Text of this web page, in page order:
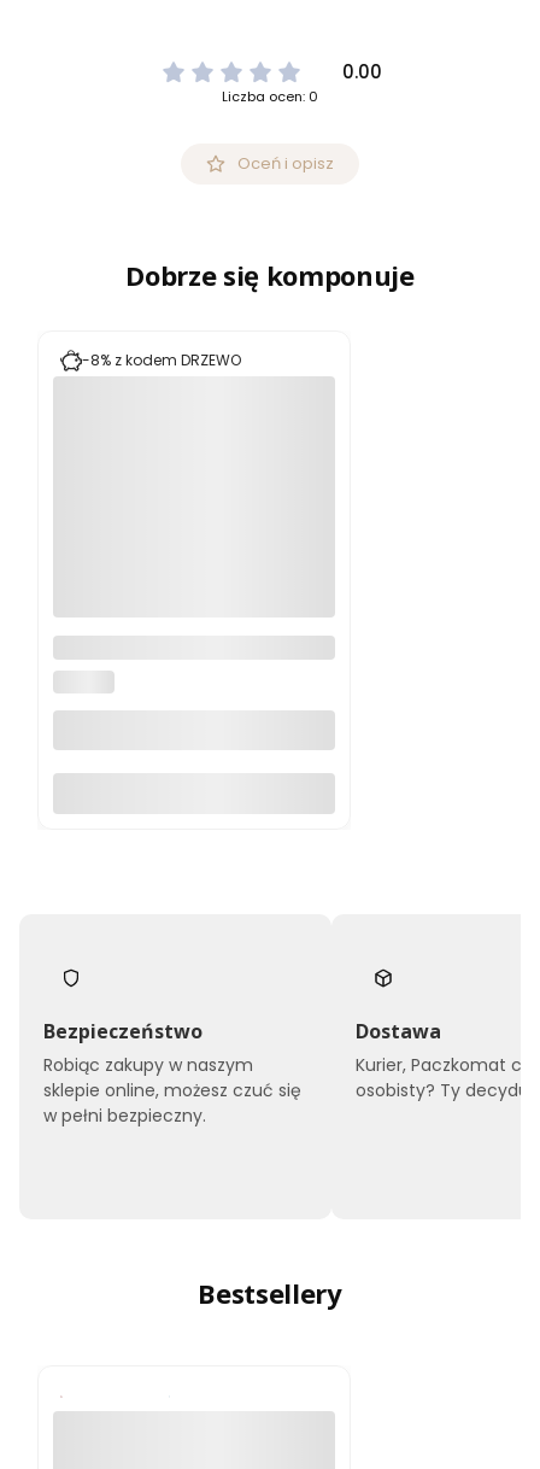
0.00
Liczba ocen: 0
Oceń i opisz
Dobrze się komponuje
złoty biały 100 - 250 cm
Bezpieczeństwo
Robiąc zakupy w naszym
sklepie online, możesz czuć się
w pełni bezpieczny.
Dostawa
Kurier, Paczkomat
osobisty? Ty
Bestsellery